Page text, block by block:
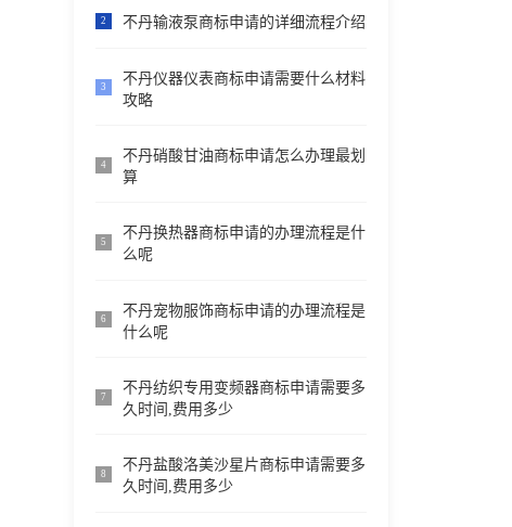
2 不丹输液泵商标申请的详细流程介绍
3
不丹仪器仪表商标申请需要什么材料
攻略
4
不丹硝酸甘油商标申请怎么办理最划
算
5
不丹换热器商标申请的办理流程是什
么呢
6
不丹宠物服饰商标申请的办理流程是
什么呢
7
不丹纺织专用变频器商标申请需要多
久时间,费用多少
8
不丹盐酸洛美沙星片商标申请需要多
久时间,费用多少